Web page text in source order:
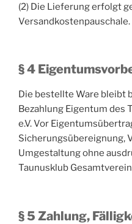
(2) Die Lieferung erfolgt
Versandkostenpauschale.
§ 4
Die bestellte Ware bleibt
Bezahlung Eigentum des
e.V. Vor
Sicherungsübereignung,
Umgestaltung ohne
Taunusklub
§ 5 Zahlung,